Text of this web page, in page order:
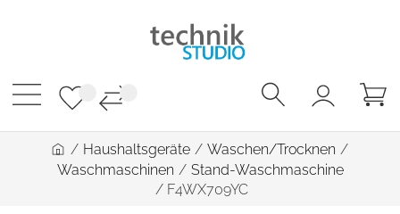
/ Haushaltsgeräte / Waschen/Trocknen /
Waschmaschinen / Stand-Waschmaschine
/ F4WX709YC